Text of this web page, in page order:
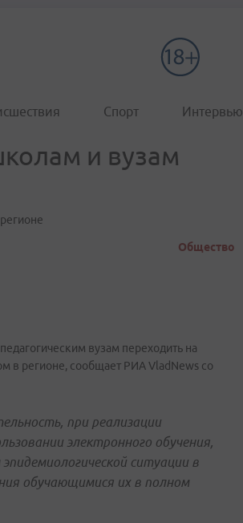
Спорт Интервью
и вузам
Общество
вузам переходить на
в регионе, сообщает РИА VladNews со
при реализации
электронного обучения,
ситуации в
обучающимися их в полном